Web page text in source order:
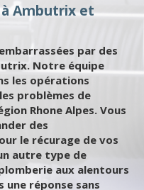
à Ambutrix et
par des
Notre équipe
les opérations
problèmes de
Rhone Alpes. Vous
des
le récurage de vos
autre type de
aux alentours
une réponse sans